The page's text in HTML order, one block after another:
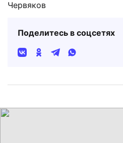
Червяков
Поделитесь в соцсетях